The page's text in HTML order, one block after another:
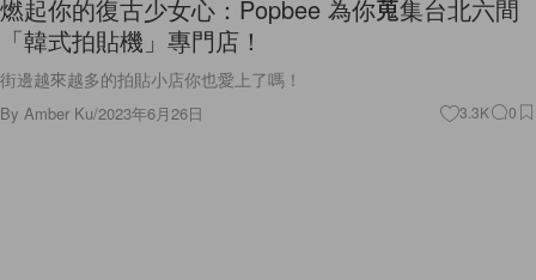
燃起你的復古少女心：Popbee 為你蒐集台北六間
「韓式拍貼機」專門店！
街邊越來越多的拍貼小店你也愛上了嗎！
By Amber Ku/2023年6月26日 3.3K 0